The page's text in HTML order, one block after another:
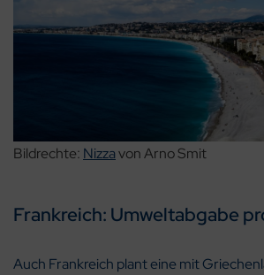
Bildrechte: Nizzavon Arno Smit
Frankreich: Umweltabgabe
Auch Frankreich plant eine mit